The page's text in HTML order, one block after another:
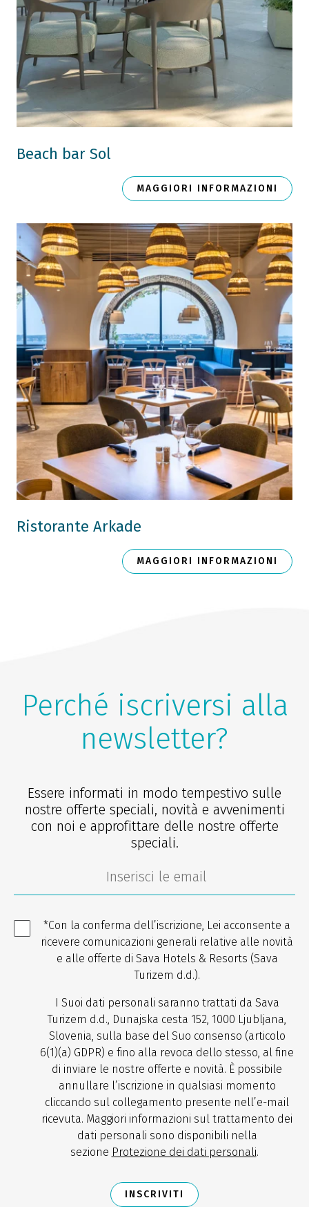
Beach bar Sol
MAGGIORI INFORMAZIONI
Ristorante Arkade
MAGGIORI INFORMAZIONI
Perché iscriversi alla
newsletter?
Essere informati in modo tempestivo sulle
nostre offerte speciali, novità e avvenimenti
con noi e approfittare delle nostre offerte
speciali.
*Con la conferma dell’iscrizione, Lei acconsente a
ricevere comunicazioni generali relative alle novità
e alle offerte di Sava Hotels & Resorts (Sava
Turizem d.d.).
I Suoi dati personali saranno trattati da Sava
Turizem d.d., Dunajska cesta 152, 1000 Ljubljana,
Slovenia, sulla base del Suo consenso (articolo
6(1)(a) GDPR) e fino alla revoca dello stesso, al fine
di inviare le nostre offerte e novità. È possibile
annullare l’iscrizione in qualsiasi momento
cliccando sul collegamento presente nell’e-mail
ricevuta. Maggiori informazioni sul trattamento dei
dati personali sono disponibili nella
sezione Protezione dei dati personali.
INSCRIVITI